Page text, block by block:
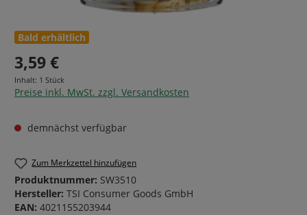
Bald erhältlich
3,59 €
Inhalt: 1 Stück
Preise inkl. MwSt. zzgl. Versandkosten
demnächst verfügbar
Zum Merkzettel hinzufügen
Produktnummer: SW3510
Hersteller: TSI Consumer Goods GmbH
EAN: 4021155203944